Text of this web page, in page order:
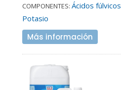
COMPONENTES: Ácidos fúlvicos
Potasio
Más información